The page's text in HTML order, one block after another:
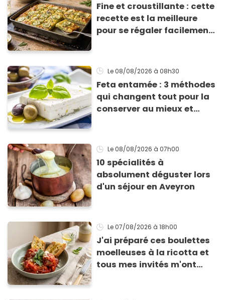
Fine et croustillante : cette
recette est la meilleure
pour se régaler facilement
Le 08/08/2026 à 08h30
Feta entamée : 3 méthodes
qui changent tout pour la
conserver au mieux et
Le 08/08/2026 à 07h00
10 spécialités à
absolument déguster lors
d'un séjour en Aveyron
Le 07/08/2026 à 18h00
J'ai préparé ces boulettes
moelleuses à la ricotta et
tous mes invités m'ont